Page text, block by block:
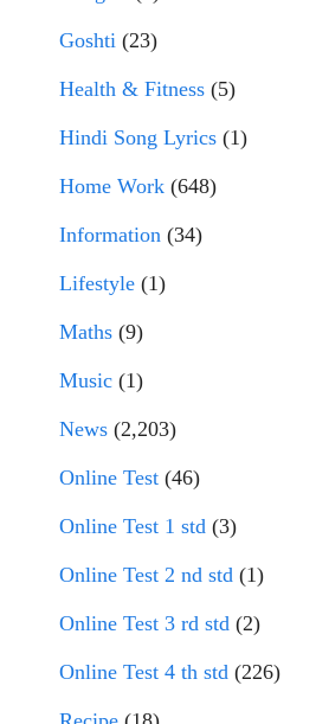
Goshti (23)
Health & Fitness (5)
Hindi Song Lyrics (1)
Home Work (648)
Information (34)
Lifestyle (1)
Maths (9)
Music (1)
News (2,203)
Online Test (46)
Online Test 1 std (3)
Online Test 2 nd std (1)
Online Test 3 rd std (2)
Online Test 4 th std (226)